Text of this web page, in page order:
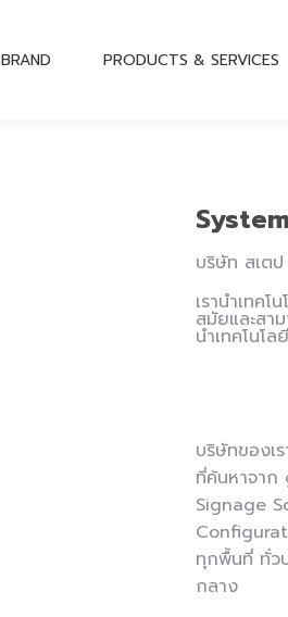
BRAND PRODUCTS & SERVICES
บริษัท สเต
เรานำเทค
สมัยและสา
นำเทคโนโ
บริษัทของเ
ที่ค้นหาจาก
Signage
ทุกพื้นที่ ทั่ว
กลาง